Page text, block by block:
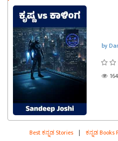
by
Best ಕನ್ನಡ Stories | ಕನ್ನಡ Books